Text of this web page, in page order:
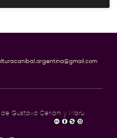
de Gustavo Ceriani y Maru